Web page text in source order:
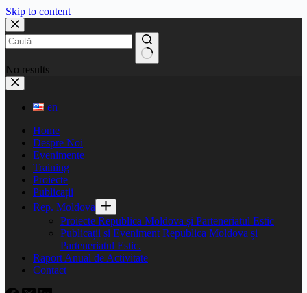
Skip to content
No results
en
Home
Despre Noi
Evenimente
Training
Proiecte
Publicații
Rep. Moldova
Proiecte Republica Moldova și Parteneriatul Estic
Publicații și Eveniment Republica Moldova și
Parteneriatul Estic.
Raport Anual de Activitate
Contact